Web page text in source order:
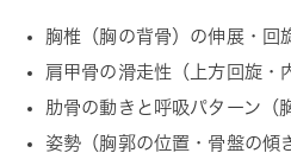
胸椎（胸の背骨）の伸展・回
肩甲骨の滑走性（上方回旋・
肋骨の動きと呼吸パターン（
姿勢（胸郭の位置・骨盤の傾